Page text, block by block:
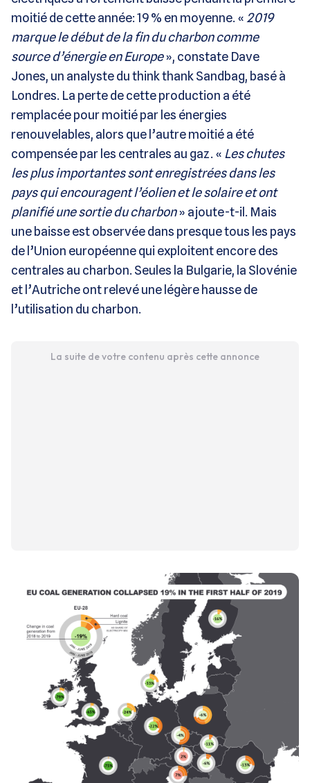
moitié de cette année: 19 % en moyenne. «2019
marque le début de la fin du charbon comme
source d’énergie en Europe», constate Dave
Jones, un analyste du think thank Sandbag, basé à
Londres. La perte de cette production a été
remplacée pour moitié par les énergies
renouvelables, alors que l’autre moitié a été
compensée par les centrales au gaz. « Les chutes
les plus importantes sont enregistrées dans les
pays qui encouragent l’éolien et le solaire et ont
planifié une sortie du charbon» ajoute-t-il. Mais
une baisse est observée dans presque tous les pays
de l’Union européenne qui exploitent encore des
centrales au charbon. Seules la Bulgarie, la Slovénie
et l’Autriche ont relevé une légère hausse de
l’utilisation du charbon.
La suite de votre contenu après cette annonce